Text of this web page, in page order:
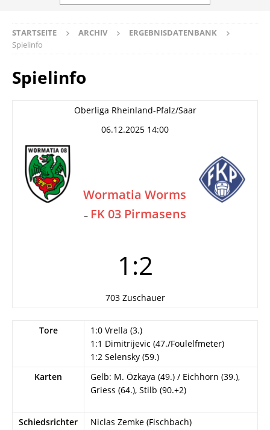
STARTSEITE ARCHIV
ERGEBNISDATENBANK
Spielinfo
Spielinfo
Oberliga Rheinland-Pfalz/Saar
06.12.2025 14:00
Wormatia Worms
– FK 03 Pirmasens
1:2
703 Zuschauer
Tore
1:0 Vrella (3.)
1:1 Dimitrijevic (47./Foulelfmeter)
1:2 Selensky (59.)
Karten
Gelb: M. Özkaya (49.) / Eichhorn (39.),
Griess (64.), Stilb (90.+2)
Schiedsrichter
Niclas Zemke (Fischbach)